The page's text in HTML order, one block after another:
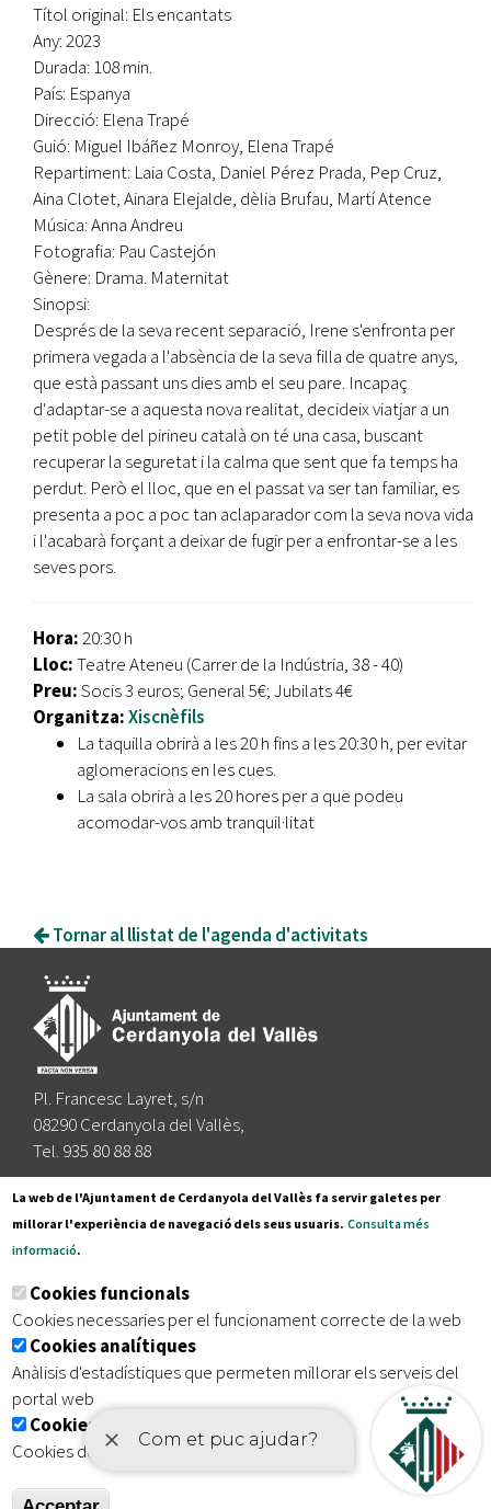
Títol original: Els encantats
Any: 2023
Durada: 108 min.
País: Espanya
Direcció: Elena Trapé
Guió: Miguel Ibáñez Monroy, Elena Trapé
Repartiment: Laia Costa, Daniel Pérez Prada, Pep Cruz,
Aina Clotet, Ainara Elejalde, dèlia Brufau, Martí Atence
Música: Anna Andreu
Fotografia: Pau Castejón
Gènere: Drama. Maternitat
Sinopsi:
Després de la seva recent separació, Irene s'enfronta per
primera vegada a l'absència de la seva filla de quatre anys,
que està passant uns dies amb el seu pare. Incapaç
d'adaptar-se a aquesta nova realitat, decideix viatjar a un
petit poble del pirineu català on té una casa, buscant
recuperar la seguretat i la calma que sent que fa temps ha
perdut. Però el lloc, que en el passat va ser tan familiar, es
presenta a poc a poc tan aclaparador com la seva nova vida
i l'acabarà forçant a deixar de fugir per a enfrontar-se a les
seves pors.
Hora:20:30 h
Lloc:Teatre Ateneu (Carrer de la Indústria, 38 - 40)
Preu:Socis 3 euros; General 5€; Jubilats 4€
Organitza:Xiscnèfils
La taquilla obrirà a les 20 h fins a les 20:30 h, per evitar
aglomeracions en les cues.
La sala obrirà a les 20 hores per a que podeu
acomodar-vos amb tranquil·litat
Tornar al llistat de l'agenda d'activitats
Pl. Francesc Layret, s/n
08290 Cerdanyola del Vallès,
Tel. 935 80 88 88
Segueix-nos a:
Subscriu-te al nostre butlletí
Inici | Avís legal | Protecció de dades
| Accessibilitat
La web de l'Ajuntament de Cerdanyola del Vallès fa servir galetes per
millorar l'experiència de navegació dels seus usuaris. Consulta més
informació.
Cookies funcionals
Cookies necessaries per el funcionament correcte de la web
Cookies analítiques
Anàlisis d'estadístiques que permeten millorar els serveis del
portal web
Cookies publicitàries
Cookies de tercers amb finalitat publicitària